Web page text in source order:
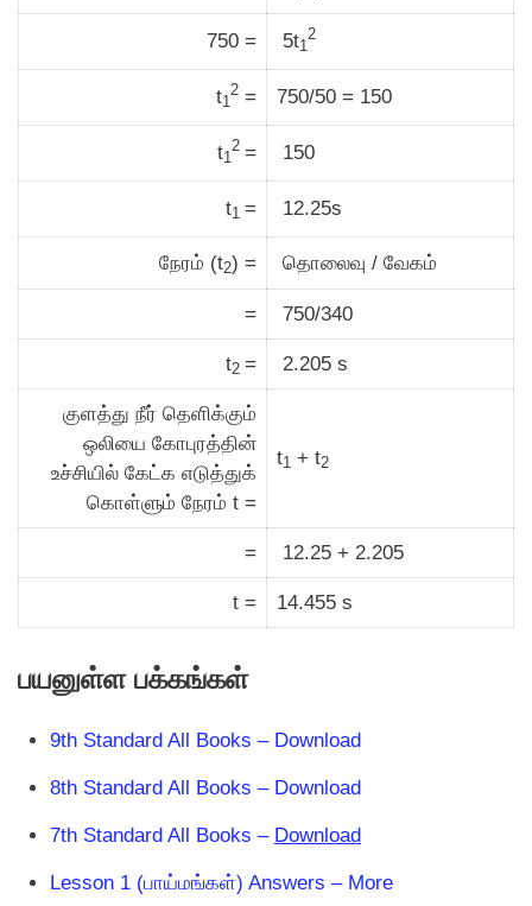
750 = 5t1
2
t1
2 = 750/50 = 150
t1
2 = 150
t1 = 12.25s
நேரம் (t2) = தொலைவு / வேகம்
= 750/340
t2 = 2.205 s
குளத்து நீர் தெளிக்கும்
ஒலியை கோபுரத்தின்
உச்சியில் கேட்க எடுத்துக்
கொள்ளும் நேரம் t =
t1 + t2
= 12.25 + 2.205
t = 14.455 s
பயனுள்ள பக்கங்கள்
9th Standard All Books – Download
8th Standard All Books – Download
7th Standard All Books – Download
Lesson 1 (பாய்மங்கள்) Answers – More